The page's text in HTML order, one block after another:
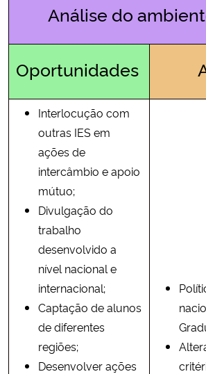
Análise do
Oportunidades
Interlocução com
outras IES em
ações de
intercâmbio e apoio
mútuo;
Divulgação do
trabalho
desenvolvido a
nível nacional e
internacional;
Captação de alunos
de diferentes
regiões;
Desenvolver ações